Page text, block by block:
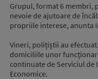
Grupul, format 6 membri,
nevoie de ajutoare de
propriile interese, anunta
Vineri, polițiștii au
domiciliile unor
continuate de Serviciul
Economice.